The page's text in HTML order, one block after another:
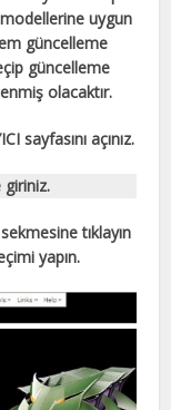
uygun
güncelleme
güncelleme
olacaktır.
sayfasını açınız.
tıklayın
yapın.